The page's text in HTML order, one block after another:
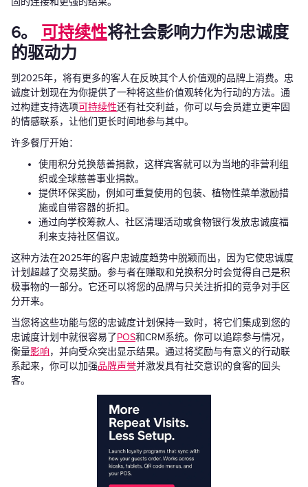
6。 可持续性将社会影响力作为忠诚度
的驱动力
到2025年，将有更多的客人在反映其个人价值观的品牌上消费。忠
诚度计划现在为你提供了一种将这些价值观转化为行动的方法。通
过构建支持选项可持续性还有社交利益，你可以与会员建立更牢固
的情感联系，让他们更长时间地参与其中。
许多餐厅开始：
使用积分兑换慈善捐款，这样宾客就可以为当地的非营利组
织或全球慈善事业捐款。
提供环保奖励，例如可重复使用的包装、植物性菜单激励措
施或自带容器的折扣。
通过向学校筹款人、社区清理活动或食物银行发放忠诚度福
利来支持社区倡议。
这种方法在2025年的客户忠诚度趋势中脱颖而出，因为它使忠诚度
计划超越了交易奖励。参与者在赚取和兑换积分时会觉得自己是积
极事物的一部分。它还可以将您的品牌与只关注折扣的竞争对手区
分开来。
当您将这些功能与您的忠诚度计划保持一致时，将它们集成到您的
忠诚度计划中就很容易了POS和CRM系统。你可以追踪参与情况，
衡量影响，并向受众突出显示结果。通过将奖励与有意义的行动联
系起来，你可以加强品牌声誉并激发具有社交意识的食客的回头
客。